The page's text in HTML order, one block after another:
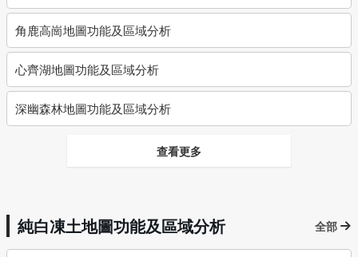
角鹿高崗地圖功能及區域分析
心齊湖地圖功能及區域分析
深幽森林地圖功能及區域分析
查看更多
純白凍土地圖功能及區域分析 全部